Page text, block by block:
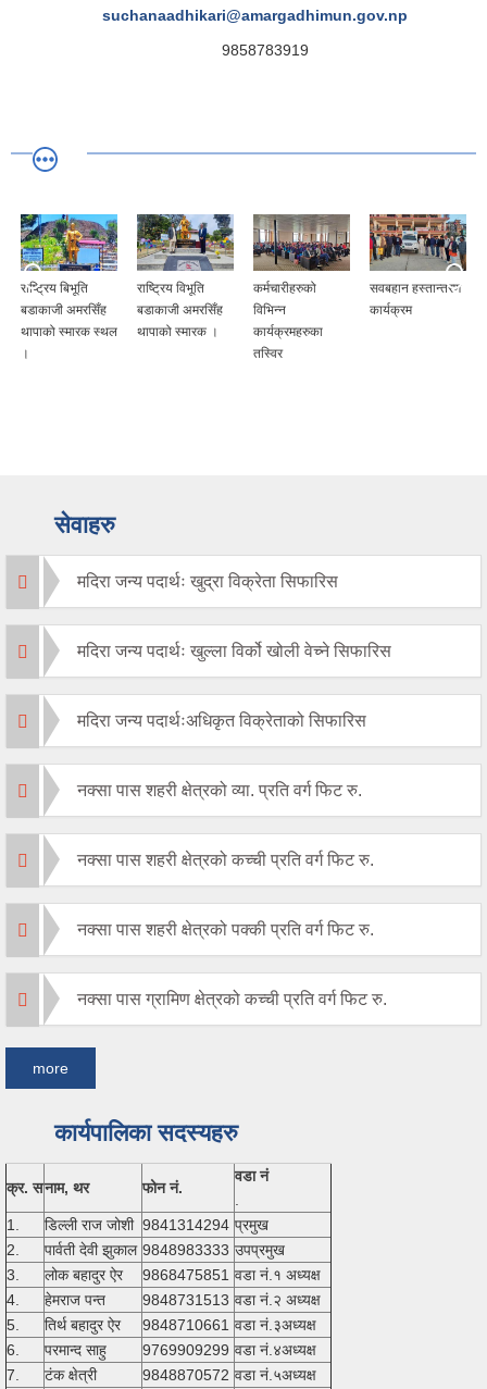
suchanaadhikari@amargadhimun.gov.np
9858783919
राष्ट्रिय बिभूति
बडाकाजी अमरसिँह
थापाको स्मारक स्थल
।
राष्ट्रिय विभूति
बडाकाजी अमरसिँह
थापाको स्मारक ।
कर्मचारीहरुको
विभिन्न
कार्यक्रमहरुका
तस्विर
सवबहान हस्तान्तरण
कार्यक्रम
सेवाहरु
मदिरा जन्य पदार्थः खुद्रा विक्रेता सिफारिस
मदिरा जन्य पदार्थः खुल्ला विर्को खोली वेच्ने सिफारिस
मदिरा जन्य पदार्थःअधिकृत विक्रेताको सिफारिस
नक्सा पास शहरी क्षेत्रको व्या. प्रति वर्ग फिट रु.
नक्सा पास शहरी क्षेत्रको कच्ची प्रति वर्ग फिट रु.
नक्सा पास शहरी क्षेत्रको पक्की प्रति वर्ग फिट रु.
नक्सा पास ग्रामिण क्षेत्रको कच्ची प्रति वर्ग फिट रु.
more
कार्यपालिका सदस्यहरु
क्र. सनाम, थर फोन नं.
वडा नं
1.
डिल्ली राज जोशी 9841314294 प्रमुख
2.
पार्वती देवी झुकाल 9848983333 उपप्रमुख
3.
लोक बहादुर ऐर 9868475851 वडा नं.१ अध्यक्ष
4.
हेमराज पन्त 9848731513 वडा नं.२ अध्यक्ष
5.
तिर्थ बहादुर ऐर 9848710661 वडा नं.३अध्यक्ष
6.
परमान्द साहु 9769909299 वडा नं.४अध्यक्ष
7.
टंक क्षेत्री 9848870572 वडा नं.५अध्यक्ष